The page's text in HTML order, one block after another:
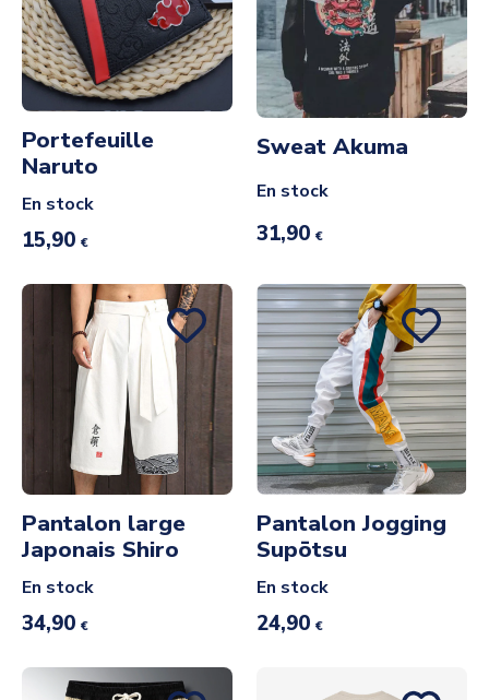
Portefeuille
Naruto
En stock
15,90 €
Sweat Akuma
En stock
31,90 €
Pantalon large
Japonais Shiro
En stock
34,90 €
Pantalon Jogging
Supōtsu
En stock
24,90 €